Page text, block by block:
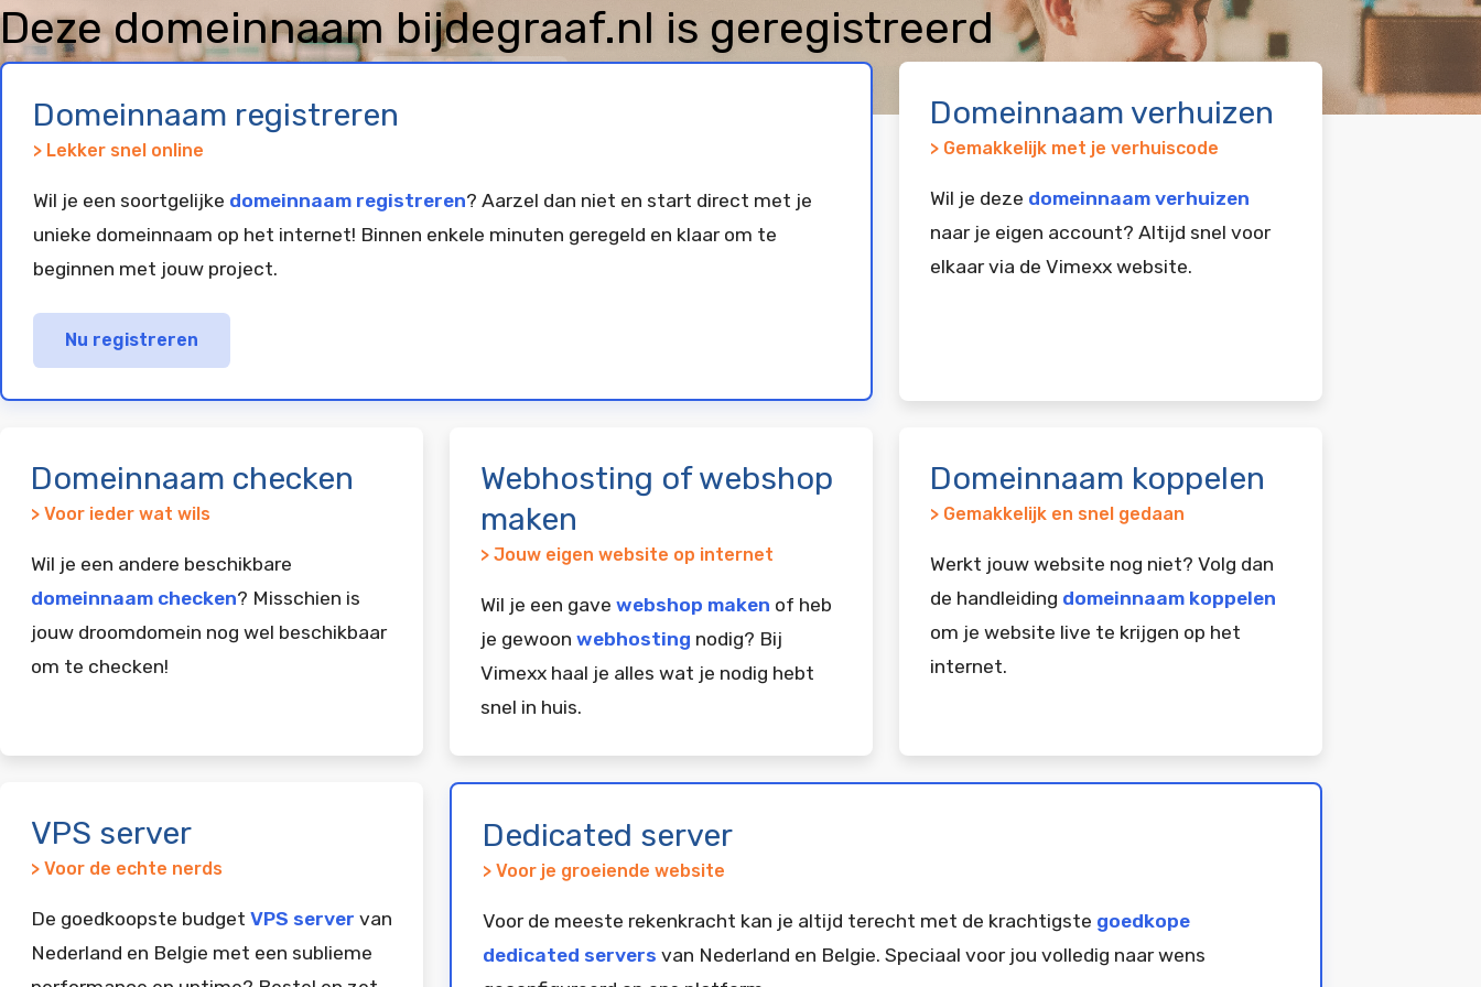
Deze domeinnaam bijdegraaf.nl is geregistreerd
en geparkeerd bij
Domeinnaam registreren
> Lekker snel online
Wil je een soortgelijke domeinnaam registreren? Aarzel dan niet en start direct met je
unieke domeinnaam op het internet! Binnen enkele minuten geregeld en klaar om te
beginnen met jouw project.
Nu registreren
Domeinnaam verhuizen
> Gemakkelijk met je verhuiscode
Wil je deze domeinnaam verhuizen
naar je eigen account? Altijd snel voor
elkaar via de Vimexx website.
Domeinnaam checken
> Voor ieder wat wils
Wil je een andere beschikbare
domeinnaam checken? Misschien is
jouw droomdomein nog wel beschikbaar
om te checken!
Webhosting of webshop
maken
> Jouw eigen website op internet
Wil je een gave webshop maken of heb
je gewoon webhosting nodig? Bij
Vimexx haal je alles wat je nodig hebt
snel in huis.
Domeinnaam koppelen
> Gemakkelijk en snel gedaan
Werkt jouw website nog niet? Volg dan
de handleiding domeinnaam koppelen
om je website live te krijgen op het
internet.
VPS server
> Voor de echte nerds
De goedkoopste budget VPS server van
Nederland en Belgie met een sublieme
Dedicated server
> Voor je groeiende website
Voor de meeste rekenkracht kan je altijd terecht met de krachtigste goedkope
dedicated servers van Nederland en Belgie. Speciaal voor jou volledig naar wens